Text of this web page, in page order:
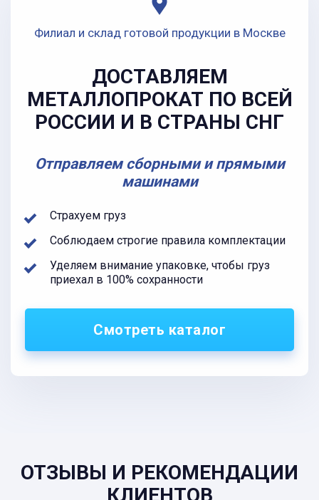
Филиал и склад готовой продукции в Москве
ДОСТАВЛЯЕМ
МЕТАЛЛОПРОКАТ ПО ВСЕЙ
РОССИИ И В СТРАНЫ СНГ
Отправляем сборными и прямыми
машинами
Страхуем груз
Соблюдаем строгие правила комплектации
Уделяем внимание упаковке, чтобы груз
приехал в 100% сохранности
Смотреть каталог
ОТЗЫВЫ И РЕКОМЕНДАЦИИ